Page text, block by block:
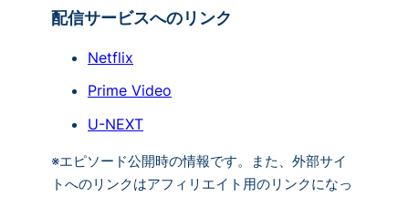
配信サービスへのリンク
Netflix
Prime Video
U-NEXT
※エピソード公開時の情報です。また、外部サイ
トへのリンクはアフィリエイト用のリンクになっ